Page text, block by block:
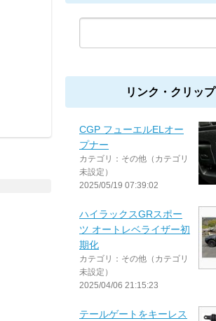
リンク・クリップ
CGP フューエルELオー
プナー
カテゴリ：その他（カテゴリ
未設定）
2025/05/19 07:39:02
ハイラックスGRスポー
ツ オートレベライザー初
期化
カテゴリ：その他（カテゴリ
未設定）
2025/04/06 21:15:23
テールゲートをキーレス